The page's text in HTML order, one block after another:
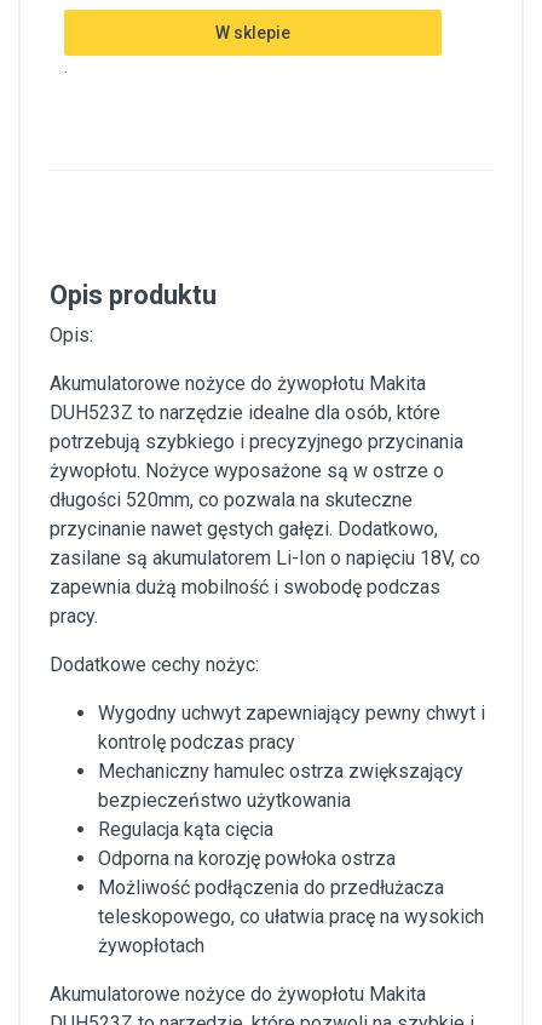
W sklepie
.
Opis produktu
Opis:
Akumulatorowe nożyce do żywopłotu Makita
DUH523Z to narzędzie idealne dla osób, które
potrzebują szybkiego i precyzyjnego przycinania
żywopłotu. Nożyce wyposażone są w ostrze o
długości 520mm, co pozwala na skuteczne
przycinanie nawet gęstych gałęzi. Dodatkowo,
zasilane są akumulatorem Li-Ion o napięciu 18V, co
zapewnia dużą mobilność i swobodę podczas
pracy.
Dodatkowe cechy nożyc:
Wygodny uchwyt zapewniający pewny chwyt i
kontrolę podczas pracy
Mechaniczny hamulec ostrza zwiększający
bezpieczeństwo użytkowania
Regulacja kąta cięcia
Odporna na korozję powłoka ostrza
Możliwość podłączenia do przedłużacza
teleskopowego, co ułatwia pracę na wysokich
żywopłotach
Akumulatorowe nożyce do żywopłotu Makita